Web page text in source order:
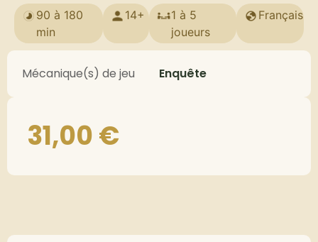
90 à 180
min
14+
1 à 5
joueurs
Français
Mécanique(s) de jeu Enquête
31,00€